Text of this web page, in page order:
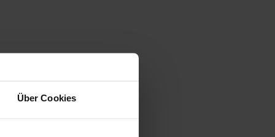
Über Cookies